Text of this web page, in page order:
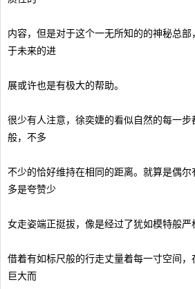
内容，但是对于这个一无所知的的神秘总
于未来的进
展或许也是有极大的帮助。
很少有人注意，徐奕婕的看似自然的每一
般，不多
不少的恰好维持在相同的距离。就算是偶
多是夸赞少
女走姿端正挺拔，像是经过了犹如模特般严
借着有如标尺般的行走丈量着每一寸空间
巨大而